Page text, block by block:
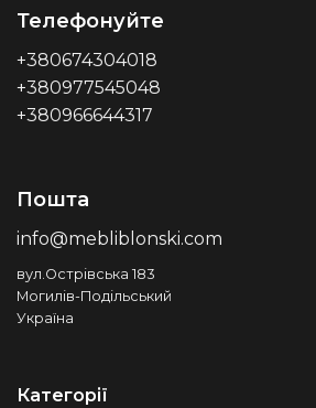
Телефонуйте
+380674304018
+380977545048
+380966644317
Пошта
info@mebliblonski.com
вул.Острівська 183
Могилів-Подільський
Україна
Категорії